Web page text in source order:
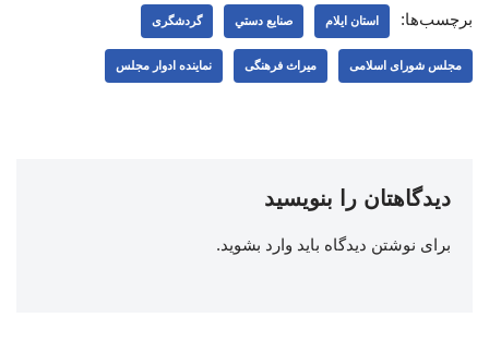
برچسب‌ها: استان ایلام صنايع دستي گردشگری
مجلس شورای اسلامی میراث فرهنگی نماینده ادوار مجلس
دیدگاهتان را بنویسید
برای نوشتن دیدگاه باید وارد بشوید.